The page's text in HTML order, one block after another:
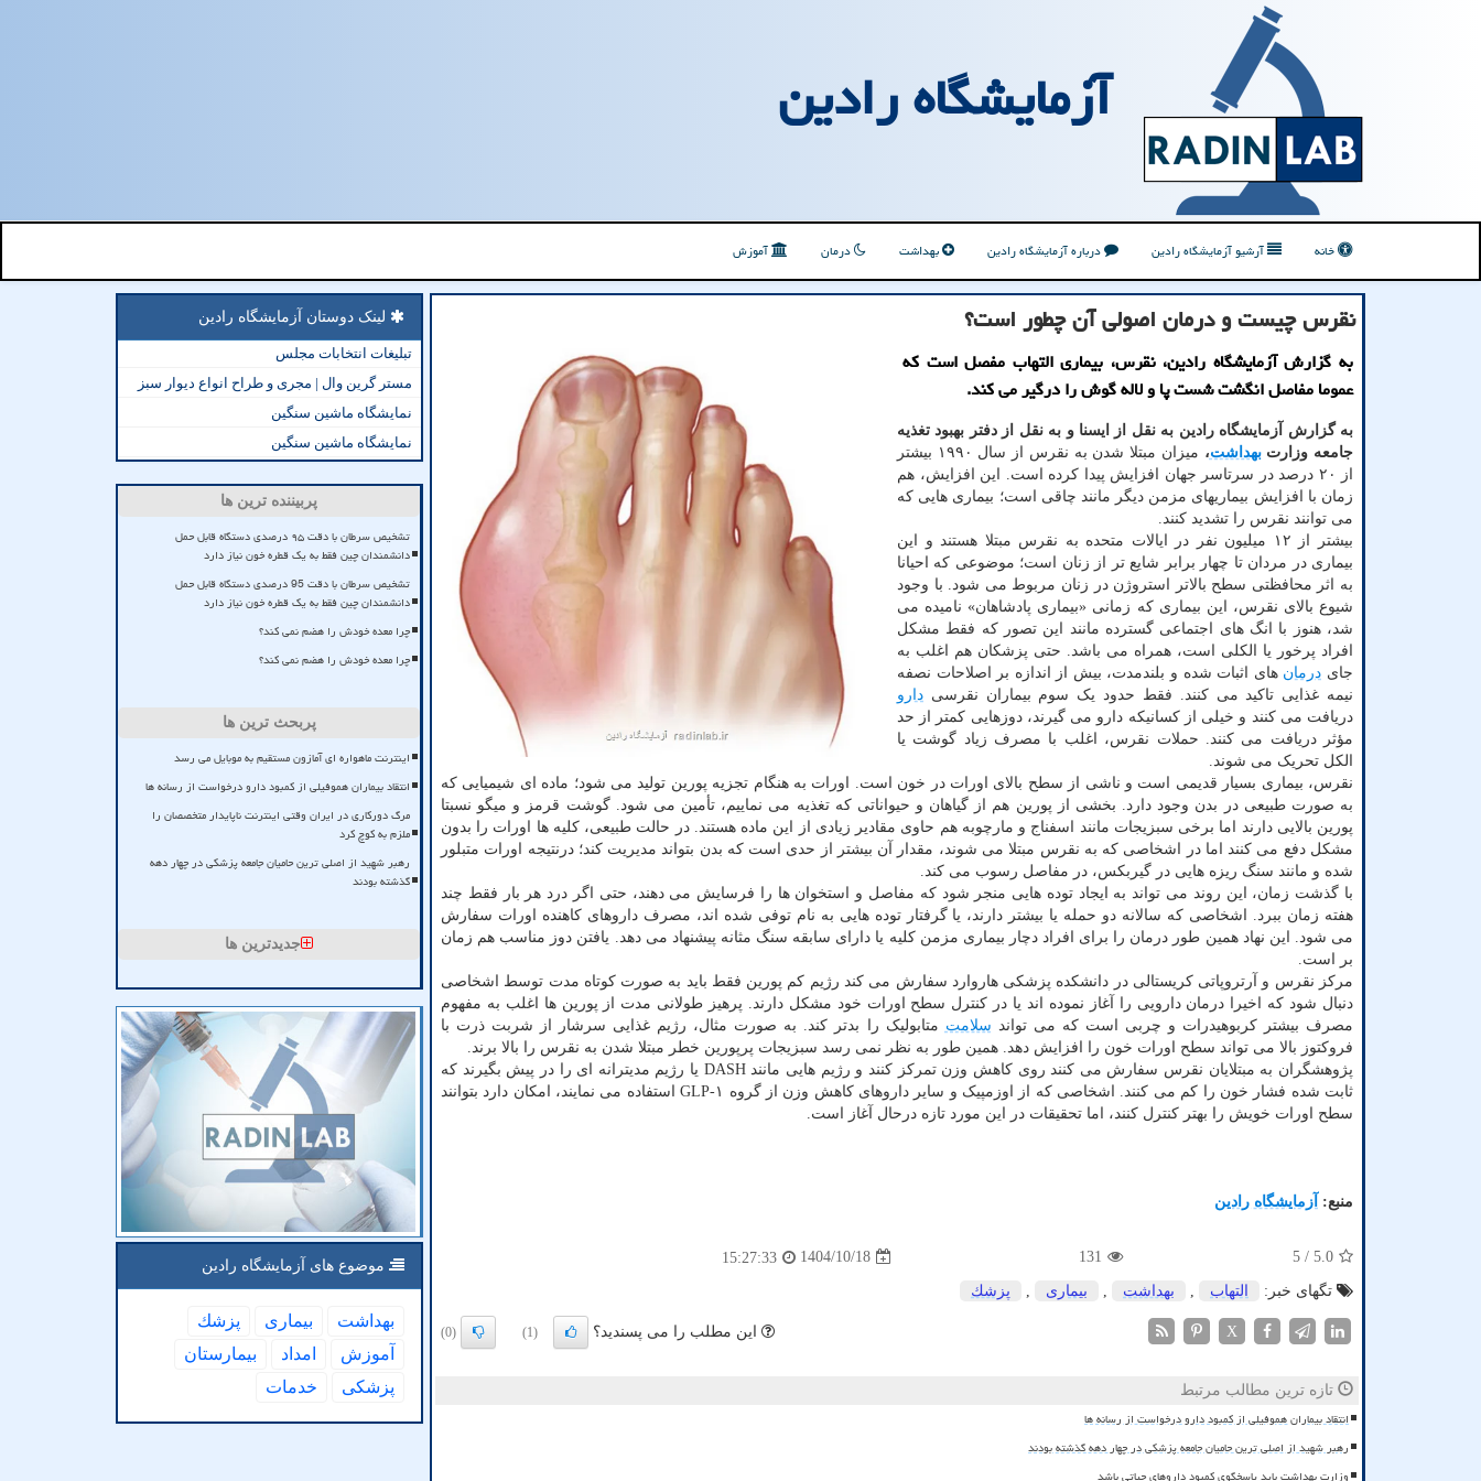
آزمایشگاه رادین
خانه آرشیو آزمایشگاه رادین درباره آزمایشگاه رادین بهداشت درمان آموزش
نقرس چیست و درمان اصولی آن چطور است؟
به گزارش آزمایشگاه رادین، نقرس، بیماری التهاب مفصل است که
عموما مفاصل انگشت شست پا و لاله گوش را درگیر می کند.
به گزارش آزمایشگاه رادین به نقل از ایسنا و به نقل از دفتر بهبود تغذیه
جامعه وزارتبهداشت،
میزان مبتلا شدن به نقرس از سال ۱۹۹۰ بیشتر
از ۲۰ درصد در سرتاسر جهان افزایش پیدا کرده است. این افزایش، هم
زمان با افزایش بیماریهای مزمن دیگر مانند چاقی است؛ بیماری هایی که
می توانند نقرس را تشدید کنند.
بیشتر از ۱۲ میلیون نفر در ایالات متحده به نقرس مبتلا هستند و این
بیماری در مردان تا چهار برابر شایع تر از زنان است؛ موضوعی که احیانا
به اثر محافظتی سطح بالاتر استروژن در زنان مربوط می شود. با وجود
شیوع بالای نقرس، این بیماری که زمانی «بیماری پادشاهان» نامیده می
شد، هنوز با انگ های اجتماعی گسترده مانند این تصور که فقط مشکل
افراد پرخور یا الکلی است، همراه می باشد. حتی پزشکان هم اغلب به
جای درمان های اثبات شده و بلندمدت، بیش از اندازه بر اصلاحات نصفه
نیمه غذایی تاکید می کنند. فقط حدود یک سوم بیماران نقرسی دارو
دریافت می کنند و خیلی از کسانیکه دارو می گیرند، دوزهایی کمتر از حد
مؤثر دریافت می کنند. حملات نقرس، اغلب با مصرف زیاد گوشت یا
الکل تحریک می شوند.
نقرس، بیماری بسیار قدیمی است و ناشی از سطح بالای اورات در خون است. اورات به هنگام تجزیه پورین تولید می شود؛ ماده ای شیمیایی که
به صورت طبیعی در بدن وجود دارد. بخشی از پورین هم از گیاهان و حیواناتی که تغذیه می نماییم، تأمین می شود. گوشت قرمز و میگو نسبتا
پورین بالایی دارند اما برخی سبزیجات مانند اسفناج و مارچوبه هم حاوی مقادیر زیادی از این ماده هستند. در حالت طبیعی، کلیه ها اورات را بدون
مشکل دفع می کنند اما در اشخاصی که به نقرس مبتلا می شوند، مقدار آن بیشتر از حدی است که بدن بتواند مدیریت کند؛ درنتیجه اورات متبلور
شده و مانند سنگ ریزه هایی در گیربکس، در مفاصل رسوب می کند.
با گذشت زمان، این روند می تواند به ایجاد توده هایی منجر شود که مفاصل و استخوان ها را فرسایش می دهند، حتی اگر درد هر بار فقط چند
هفته زمان ببرد. اشخاصی که سالانه دو حمله یا بیشتر دارند، یا گرفتار توده هایی به نام توفی شده اند، مصرف داروهای کاهنده اورات سفارش
می شود. این نهاد همین طور درمان را برای افراد دچار بیماری مزمن کلیه یا دارای سابقه سنگ مثانه پیشنهاد می دهد. یافتن دوز مناسب هم زمان
بر است.
مرکز نقرس و آرتروپاتی کریستالی در دانشکده پزشکی هاروارد سفارش می کند رژیم کم پورین فقط باید به صورت کوتاه مدت توسط اشخاصی
دنبال شود که اخیرا درمان دارویی را آغاز نموده اند یا در کنترل سطح اورات خود مشکل دارند. پرهیز طولانی مدت از پورین ها اغلب به مفهوم
مصرف بیشتر کربوهیدرات و چربی است که می تواند سلامت متابولیک را بدتر کند. به صورت مثال، رژیم غذایی سرشار از شربت ذرت با
فروکتوز بالا می تواند سطح اورات خون را افزایش دهد. همین طور به نظر نمی رسد سبزیجات پرپورین خطر مبتلا شدن به نقرس را بالا برند.
پژوهشگران به مبتلایان نقرس سفارش می کنند روی کاهش وزن تمرکز کنند و رژیم هایی مانند DASH یا رژیم مدیترانه ای را در پیش بگیرند که
ثابت شده فشار خون را کم می کنند. اشخاصی که از اوزمپیک و سایر داروهای کاهش وزن از گروه GLP-۱ استفاده می نمایند، امکان دارد بتوانند
سطح اورات خویش را بهتر کنترل کنند، اما تحقیقات در این مورد تازه درحال آغاز است.
منبع: آزمایشگاه رادین
5.0
/ 5
131
1404/10/18
15:27:33
تگهای خبر:
التهاب بهداشت بیماری پزشك
X این مطلب را می پسندید؟ (1)
(0)
تازه ترین مطالب مرتبط
انتقاد بیماران هموفیلی از کمبود دارو درخواست از رسانه ها
رهبر شهید از اصلی ترین حامیان جامعه پزشکی در چهار دهه گذشته بودند
وزارت بهداشت باید پاسخگوی کمبود داروهای حیاتی باشد
لینک دوستان آزمایشگاه رادین
تبلیغات انتخابات مجلس
مستر گرین وال | مجری و طراح انواع دیوار سبز
نمایشگاه ماشین سنگین
نمایشگاه ماشین سنگین
پربیننده ترین ها
تشخیص سرطان با دقت ۹۵ درصدی دستگاه قابل حمل
دانشمندان چین فقط به یک قطره خون نیاز دارد
تشخیص سرطان با دقت 95 درصدی دستگاه قابل حمل
دانشمندان چین فقط به یک قطره خون نیاز دارد
چرا معده خودش را هضم نمی کند؟
چرا معده خودش را هضم نمی کند؟
پربحث ترین ها
اینترنت ماهواره ای آمازون مستقیم به موبایل می رسد
انتقاد بیماران هموفیلی از کمبود دارو درخواست از رسانه ها
مرگ دورکاری در ایران وقتی اینترنت ناپایدار متخصصان را
ملزم به کوچ کرد
رهبر شهید از اصلی ترین حامیان جامعه پزشکی در چهار دهه
گذشته بودند
جدیدترین ها
موضوع های آزمایشگاه رادین
بهداشت بیماری
پزشك
آموزش
امداد
بیمارستان
پزشكی
خدمات